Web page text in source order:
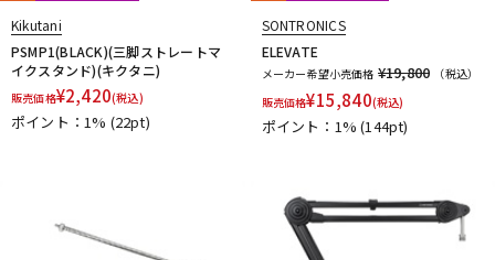
Kikutani
PSMP1(BLACK)(三脚ストレートマ
イクスタンド)(キクタニ)
販売価格¥2,420(税込)
ポイント：1% (22pt)
SONTRONICS
ELEVATE
メーカー希望小売価格 ¥19,800
（税込）
販売価格¥15,840(税込)
ポイント：1%(144pt)